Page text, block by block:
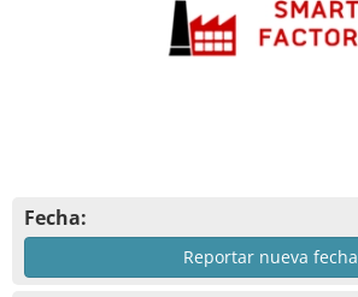
Fecha:
Reportar nueva fecha